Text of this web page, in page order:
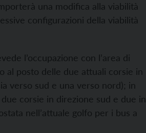
una modifica alla viabilità
configurazioni della viabilità
l’occupazione con l’area di
al posto delle due attuali corsie in
verso sud e una verso nord); in
corsie in direzione sud e due in
nell’attuale golfo per i bus a